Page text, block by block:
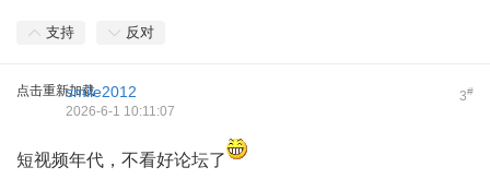
支持 反对
点击重新加载 3#
smile2012
2026-6-1 10:11:07
短视频年代，不看好论坛了